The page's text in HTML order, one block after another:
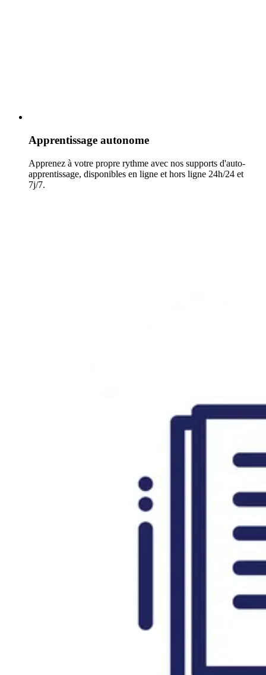
Apprentissage autonome
Apprenez à votre propre rythme avec nos supports d'auto-
apprentissage, disponibles en ligne et hors ligne 24h/24 et
7j/7.